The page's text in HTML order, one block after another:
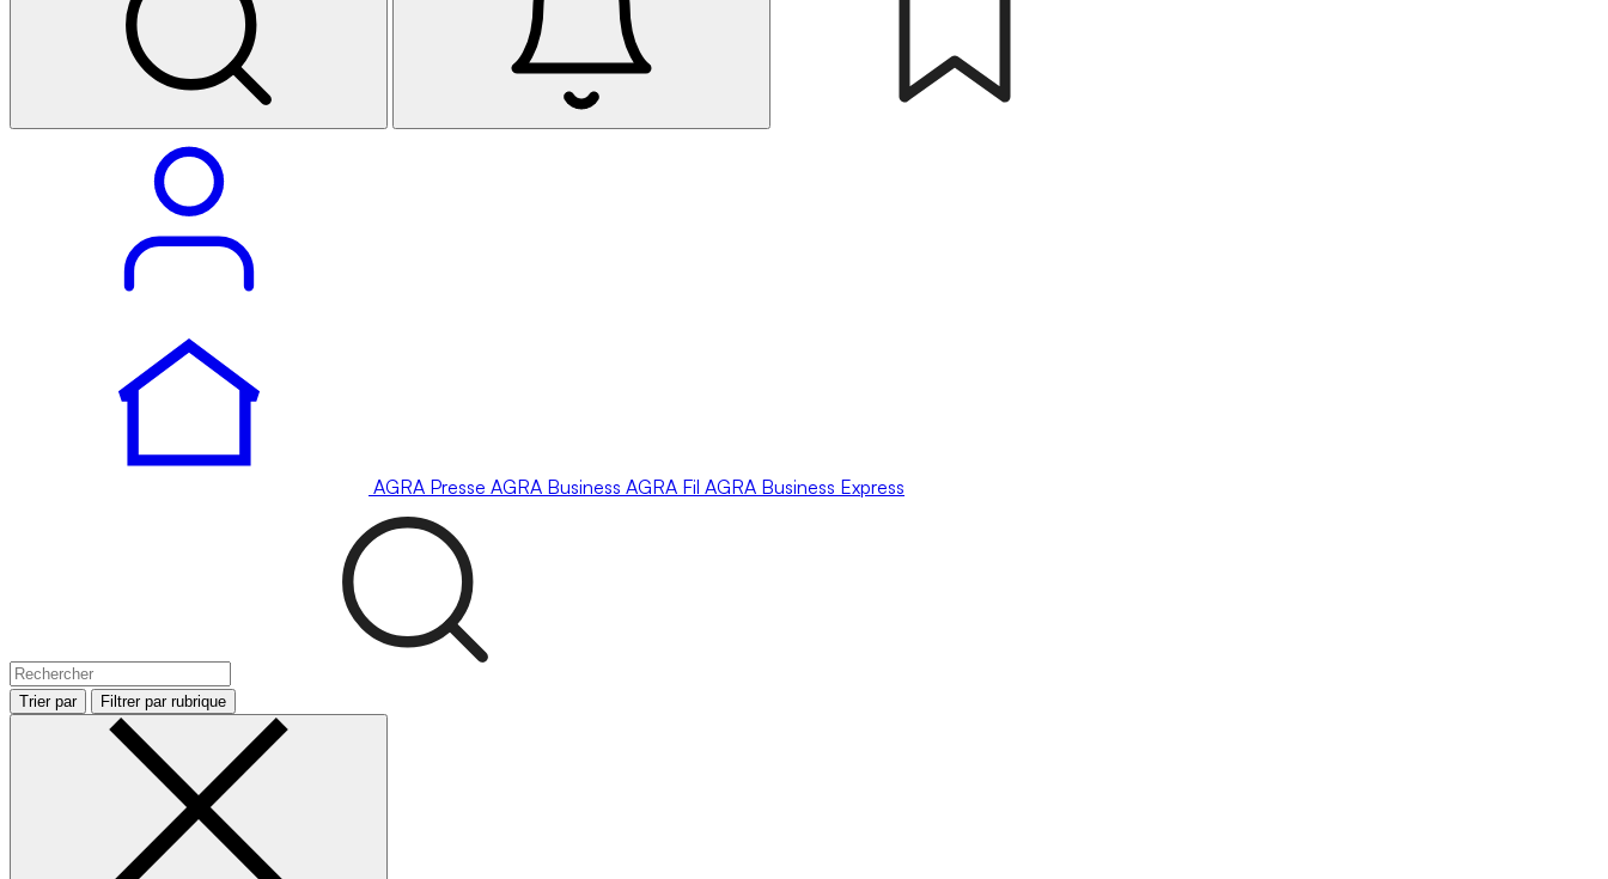
AGRA Presse AGRA Business AGRA Fil AGRA Business Express
Trier par Filtrer par rubrique